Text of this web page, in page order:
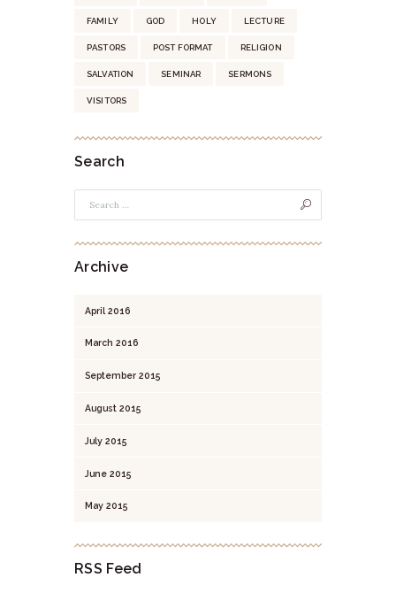
FAMILY GOD HOLY LECTURE
PASTORS POST FORMAT RELIGION
SALVATION SEMINAR SERMONS
VISITORS
Search
Archive
April 2016
March 2016
September 2015
August 2015
July 2015
June 2015
May 2015
RSS Feed